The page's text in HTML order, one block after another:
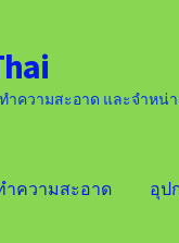
ำความสะอาด และจำหน่
ำความสะอาด อุป